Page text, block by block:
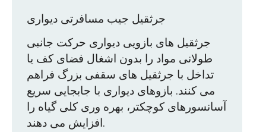
جرثقیل جیب مسافرتی دیواری
جرثقیل های بازویی دیواری حرکت جانبی
طولانی مواد را بدون اشغال فضای کف یا
تداخل با جرثقیل های سقفی بزرگ فراهم
می کنند. بازوهای دیواری با جابجایی سریع
آسانسورهای کوچکتر، بهره وری کلی گیاه را
افزایش می دهند.